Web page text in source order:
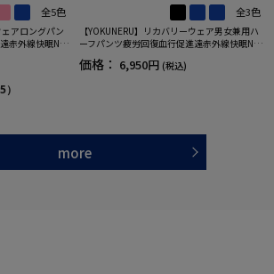
全5色
ェアロングパン
赤外線快眠NA
LLサイズ
）
全3色
【YOKUNERU】リカバリーウェア男女兼用ハ
ーフパンツ疲労回復血行促進遠赤外線快眠NA
NOMIX(R)【一般医療機器】SS～LLサイズ
価格： 6,950円 (税込)
more